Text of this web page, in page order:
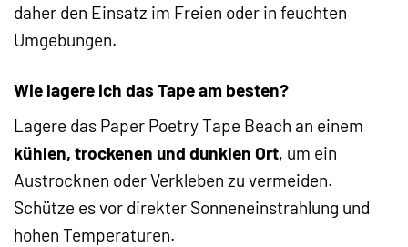
daher den Einsatz im Freien oder in feuchten
Umgebungen.
Wie lagere ich das Tape am besten?
Lagere das Paper Poetry Tape Beach an einem
kühlen, trockenen und dunklen Ort, um ein
Austrocknen oder Verkleben zu vermeiden.
Schütze es vor direkter Sonneneinstrahlung und
hohen Temperaturen.